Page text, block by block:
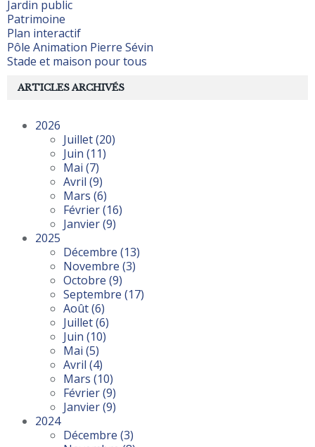
Jardin public
Patrimoine
Plan interactif
Pôle Animation Pierre Sévin
Stade et maison pour tous
ARTICLES ARCHIVÉS
2026
Juillet(20)
Juin (11)
Mai (7)
Avril (9)
Mars (6)
Février(16)
Janvier(9)
2025
Décembre (13)
Novembre (3)
Octobre (9)
Septembre (17)
Août(6)
Juillet(6)
Juin (10)
Mai (5)
Avril (4)
Mars (10)
Février(9)
Janvier(9)
2024
Décembre (3)